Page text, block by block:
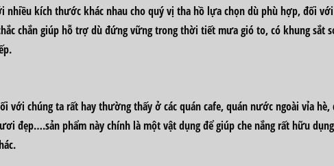
nhiều kích thước khác nhau cho quý vị tha hồ lựa chọn dù phù hợp, đối
chắn giúp hỗ trợ dù đứng vững trong thời tiết mưa gió to, có khung sắt
với chúng ta rất hay thường thấy ở các quán cafe, quán nước ngoài vỉa hè,
đẹp….sản phẩm này chính là một vật dụng để giúp che nắng rất hữu